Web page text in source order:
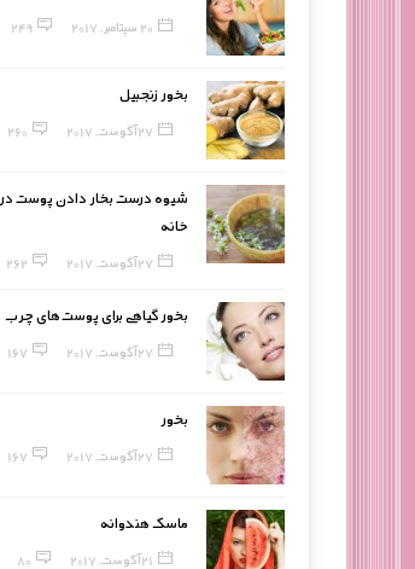
20 سپتامبر, 2017 249
بخور زنجبیل
27 آگوست, 2017 260
شیوه درست بخار دادن پوست در
خانه
27 آگوست, 2017 262
بخور گیاهی برای پوست‌های چرب
27 آگوست, 2017 167
بخور
27 آگوست, 2017 167
ماسک هندوانه
21 آگوست, 2017 80